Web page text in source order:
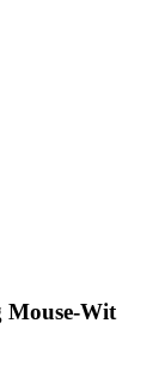
Wit